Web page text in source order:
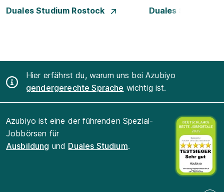
Duales Studium Rostock
Duales Studium
Hier erfährst du, warum uns bei Azubiyo
gendergerechte Sprache wichtig ist.
Azubiyo ist eine der führenden Spezial-
Jobbörsen für
Ausbildung und Duales Studium.